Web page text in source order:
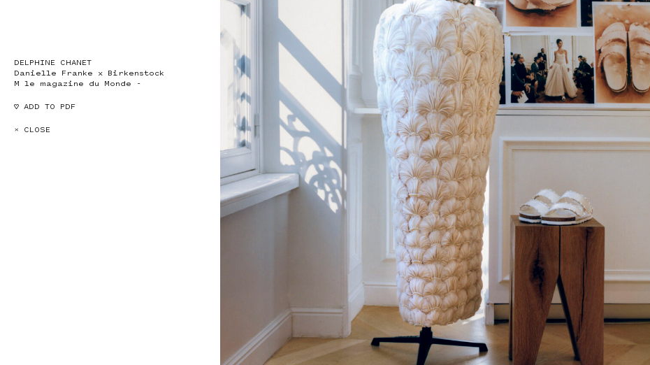
DELPHINE CHANET
Danielle Franke x Birkenstock
M le magazine du Monde -
♡ ADD TO PDF
× CLOSE